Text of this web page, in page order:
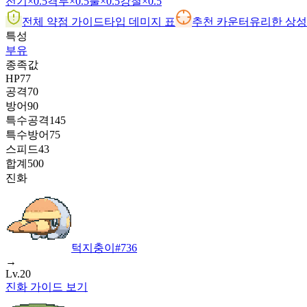
전체 약점 가이드타입 데미지 표 추천 카운터 유리한 상
특성
부유
종족값
HP77
공격70
방어90
특수공격145
특수방어 75
스피드43
합계 500
진화
턱지충이 #736
→
Lv.20
진화 가이드 보기